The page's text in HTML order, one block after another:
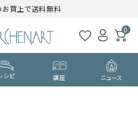
買上で送料無料
0
シピ 講座 ニュース